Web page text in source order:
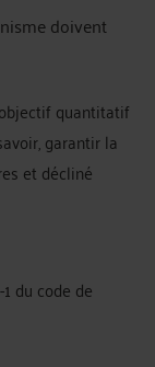
doivent
quantitatif
garantir la
et décliné
du code de